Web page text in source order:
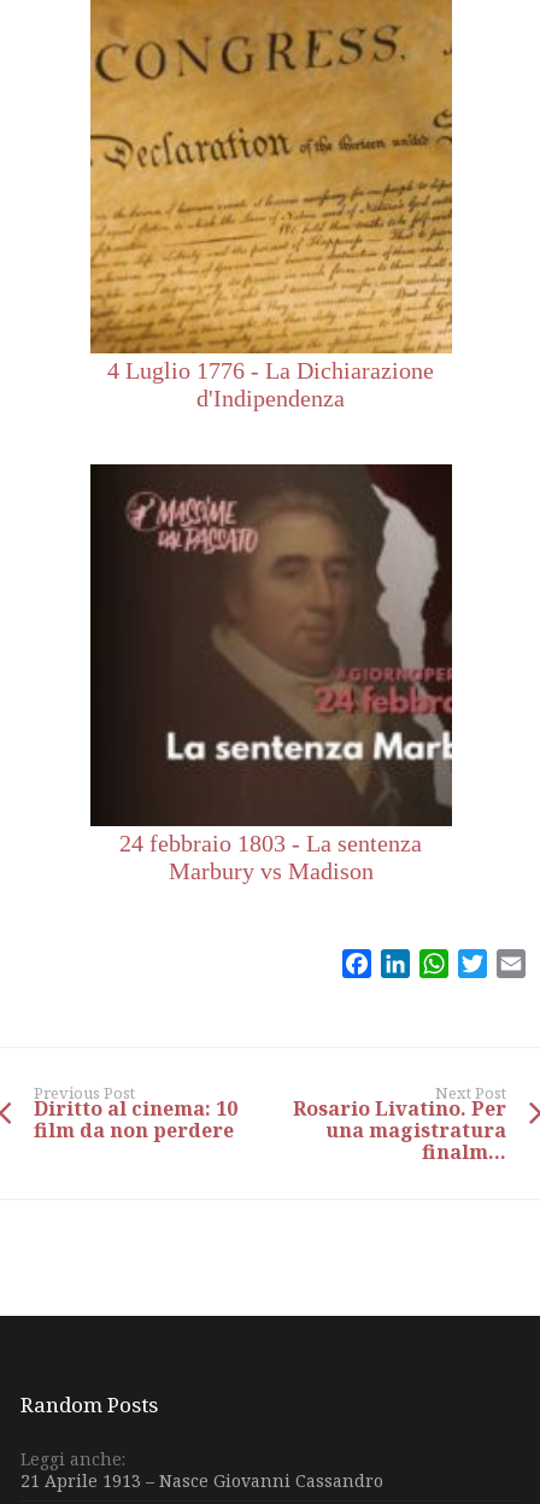
4 Luglio 1776 - La Dichiarazione
d'Indipendenza
24 febbraio 1803 - La sentenza
Marbury vs Madison
FacebookLinkedIn
Previous Post
Diritto al cinema: 10
film da non perdere
Next Post
Rosario Livatino. Per
una magistratura
finalm...
Random Posts
Leggi anche:
21 Aprile 1913 – Nasce Giovanni Cassandro